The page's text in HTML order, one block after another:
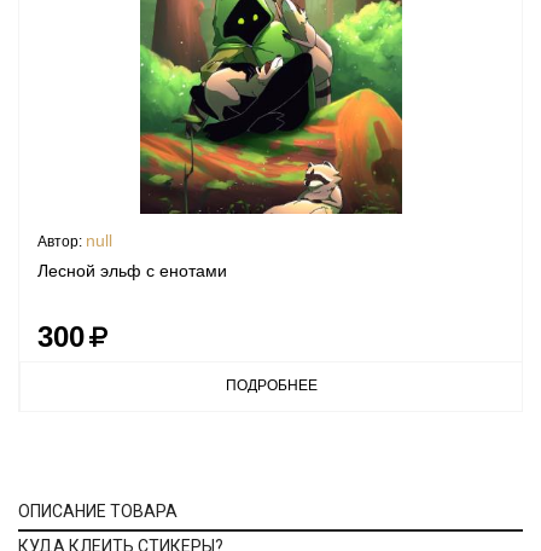
Автор: null
Лесной эльф с енотами
300
ПОДРОБНЕЕ
ОПИСАНИЕ ТОВАРА
КУДА КЛЕИТЬ СТИКЕРЫ?